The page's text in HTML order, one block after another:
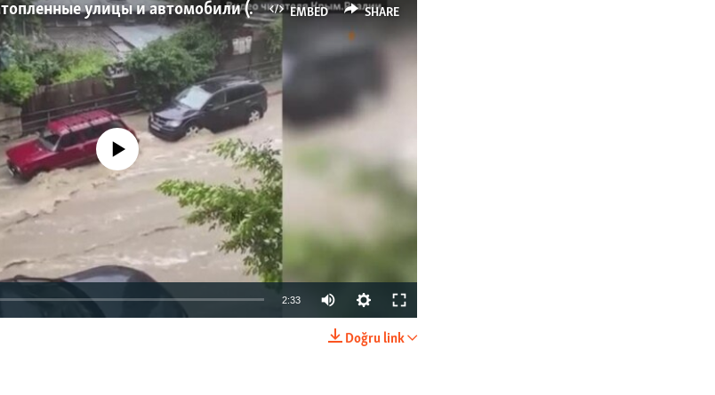
EMBED SHARE
Наводнение в Ялте: затопленные улицы и автомобили (видео)
SHARE
No media source currently available
2:33
240p
Doğru link